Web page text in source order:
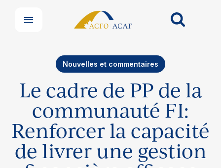
Nouvelles et commentaires
Le cadre de PP de la
communauté FI:
Renforcer la capacité
de livrer une gestion